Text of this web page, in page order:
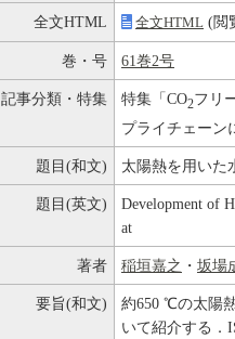
全文HTML 全文HTML (閲
巻・号 61巻2号
記事分類・特集 特集「CO2フリ
プライチェーン
題目(和文) 太陽熱を用いた
題目(英文)
Development of
at
著者 稲垣嘉之 ・ 坂場
要旨(和文)
約650 ℃の太陽
いて紹介する．